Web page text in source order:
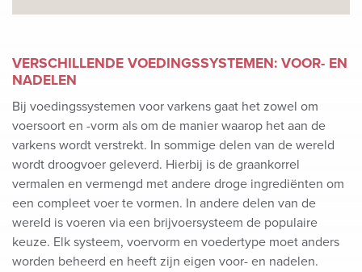
VERSCHILLENDE VOEDINGSSYSTEMEN: VOOR- EN
NADELEN
Bij voedingssystemen voor varkens gaat het zowel om
voersoort en -vorm als om de manier waarop het aan de
varkens wordt verstrekt. In sommige delen van de wereld
wordt droogvoer geleverd. Hierbij is de graankorrel
vermalen en vermengd met andere droge ingrediënten om
een compleet voer te vormen. In andere delen van de
wereld is voeren via een brijvoersysteem de populaire
keuze. Elk systeem, voervorm en voedertype moet anders
worden beheerd en heeft zijn eigen voor- en nadelen.